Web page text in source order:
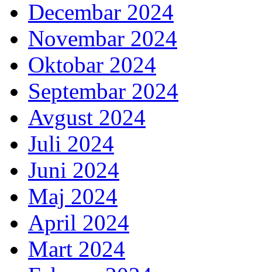
Decembar 2024
Novembar 2024
Oktobar 2024
Septembar 2024
Avgust 2024
Juli 2024
Juni 2024
Maj 2024
April 2024
Mart 2024